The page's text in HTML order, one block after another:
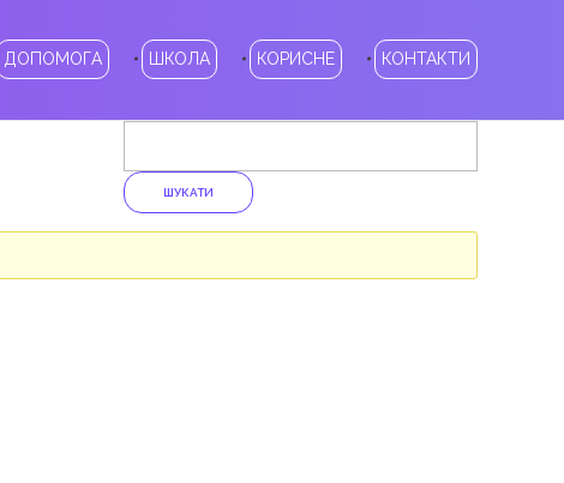
ДОПОМОГА ШКОЛА КОРИСНЕ КОНТАКТИ